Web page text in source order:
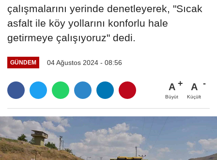
çalışmalarını yerinde denetleyerek, "Sıcak
asfalt ile köy yollarını konforlu hale
getirmeye çalışıyoruz" dedi.
GÜNDEM 04 Ağustos 2024 - 08:56
A
Büyüt
A
Küçült